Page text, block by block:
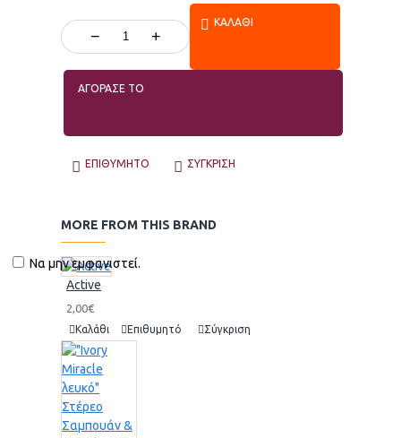
Να μην εμφανιστεί.
− +
ΚΑΛΆΘΙ
ΑΓΟΡΑΣΕ ΤΟ
ΕΠΙΘΥΜΗΤΌ ΣΎΓΚΡΙΣΗ
MORE FROM THIS BRAND
Active
2,00€
Καλάθι Επιθυμητό Σύγκριση